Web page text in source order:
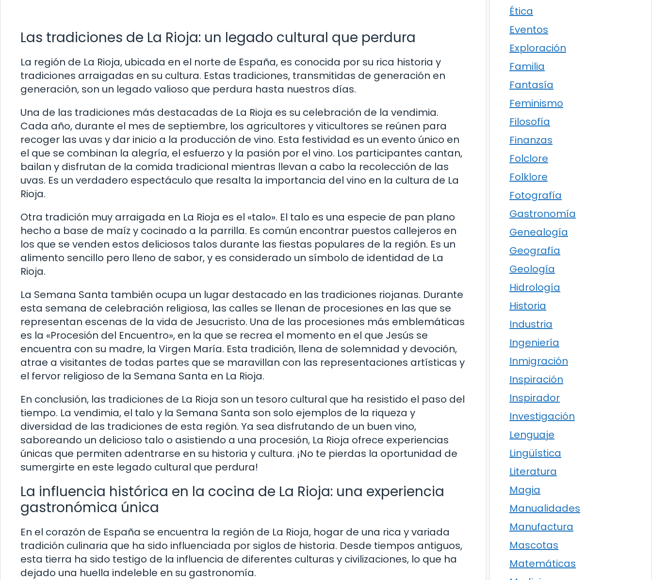
Las tradiciones de La Rioja: un legado cultural que perdura
La región de La Rioja, ubicada en el norte de España, es conocida por su rica historia y
tradiciones arraigadas en su cultura. Estas tradiciones, transmitidas de generación en
generación, son un legado valioso que perdura hasta nuestros días.
Una de las tradiciones más destacadas de La Rioja es su celebración de la vendimia.
Cada año, durante el mes de septiembre, los agricultores y viticultores se reúnen para
recoger las uvas y dar inicio a la producción de vino. Esta festividad es un evento único en
el que se combinan la alegría, el esfuerzo y la pasión por el vino. Los participantes cantan,
bailan y disfrutan de la comida tradicional mientras llevan a cabo la recolección de las
uvas. Es un verdadero espectáculo que resalta la importancia del vino en la cultura de La
Rioja.
Otra tradición muy arraigada en La Rioja es el «talo». El talo es una especie de pan plano
hecho a base de maíz y cocinado a la parrilla. Es común encontrar puestos callejeros en
los que se venden estos deliciosos talos durante las fiestas populares de la región. Es un
alimento sencillo pero lleno de sabor, y es considerado un símbolo de identidad de La
Rioja.
La Semana Santa también ocupa un lugar destacado en las tradiciones riojanas. Durante
esta semana de celebración religiosa, las calles se llenan de procesiones en las que se
representan escenas de la vida de Jesucristo. Una de las procesiones más emblemáticas
es la «Procesión del Encuentro», en la que se recrea el momento en el que Jesús se
encuentra con su madre, la Virgen María. Esta tradición, llena de solemnidad y devoción,
atrae a visitantes de todas partes que se maravillan con las representaciones artísticas y
el fervor religioso de la Semana Santa en La Rioja.
En conclusión, las tradiciones de La Rioja son un tesoro cultural que ha resistido el paso del
tiempo. La vendimia, el talo y la Semana Santa son solo ejemplos de la riqueza y
diversidad de las tradiciones de esta región. Ya sea disfrutando de un buen vino,
saboreando un delicioso talo o asistiendo a una procesión, La Rioja ofrece experiencias
únicas que permiten adentrarse en su historia y cultura. ¡No te pierdas la oportunidad de
sumergirte en este legado cultural que perdura!
La influencia histórica en la cocina de La Rioja: una experiencia
gastronómica única
En el corazón de España se encuentra la región de La Rioja, hogar de una rica y variada
tradición culinaria que ha sido influenciada por siglos de historia. Desde tiempos antiguos,
esta tierra ha sido testigo de la influencia de diferentes culturas y civilizaciones, lo que ha
dejado una huella indeleble en su gastronomía.
Ética
Eventos
Exploración
Familia
Fantasía
Feminismo
Filosofía
Finanzas
Folclore
Folklore
Fotografía
Gastronomía
Genealogía
Geografía
Geología
Hidrología
Historia
Industria
Ingeniería
Inmigración
Inspiración
Inspirador
Investigación
Lenguaje
Lingüística
Literatura
Magia
Manualidades
Manufactura
Mascotas
Matemáticas